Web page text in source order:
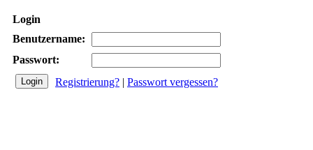
Login
Benutzername:
Passwort:
Registrierung? | Passwort vergessen?